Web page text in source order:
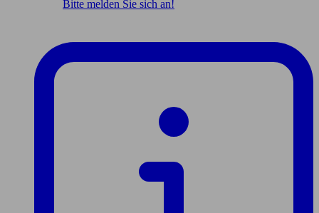
Bitte melden Sie sich an!